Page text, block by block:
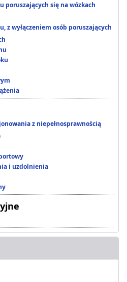
poruszających się na wózkach
z wyłączeniem osób poruszających
z niepełnosprawnością
i uzdolnienia